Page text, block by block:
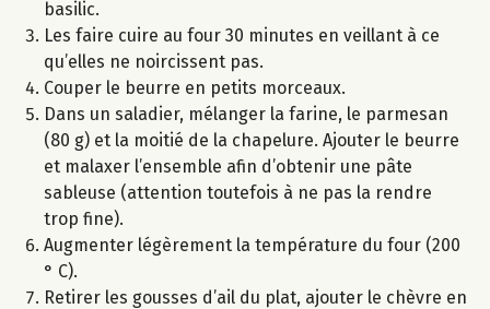
basilic.
Les faire cuire au four 30 minutes en veillant à ce
qu’elles ne noircissent pas.
Couper le beurre en petits morceaux.
Dans un saladier, mélanger la farine, le parmesan
(80 g) et la moitié de la chapelure. Ajouter le beurre
et malaxer l’ensemble afin d’obtenir une pâte
sableuse (attention toutefois à ne pas la rendre
trop fine).
Augmenter légèrement la température du four (200
° C).
Retirer les gousses d’ail du plat, ajouter le chèvre en